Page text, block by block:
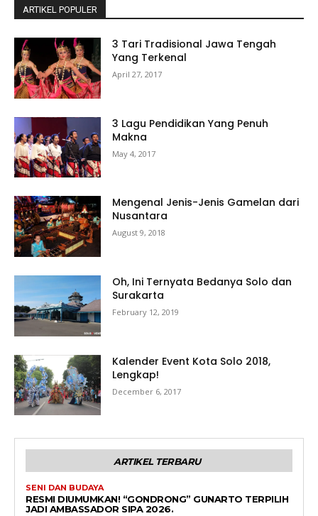
ARTIKEL POPULER
3 Tari Tradisional Jawa Tengah
Yang Terkenal
April 27, 2017
3 Lagu Pendidikan Yang Penuh
Makna
May 4, 2017
Mengenal Jenis-Jenis Gamelan dari
Nusantara
August 9, 2018
Oh, Ini Ternyata Bedanya Solo dan
Surakarta
February 12, 2019
Kalender Event Kota Solo 2018,
Lengkap!
December 6, 2017
ARTIKEL TERBARU
SENI DAN BUDAYA
RESMI DIUMUMKAN! “GONDRONG” GUNARTO TERPILIH
JADI AMBASSADOR SIPA 2026.